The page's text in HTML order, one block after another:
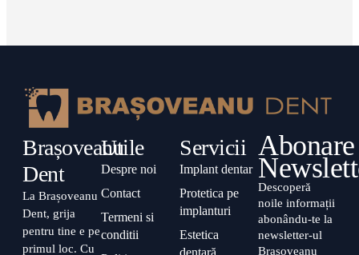
Brașoveanu
Dent
La Brașoveanu
Dent, grija
pentru tine e pe
primul loc. Cu
Utile
Despre noi
Contact
Termeni si
conditii
Servicii
Implant dentar
Protetica pe
implanturi
Estetica
dentară
Abonare
Descoperă
noile informații
abonându-te la
newsletter-ul
Brasoveanu